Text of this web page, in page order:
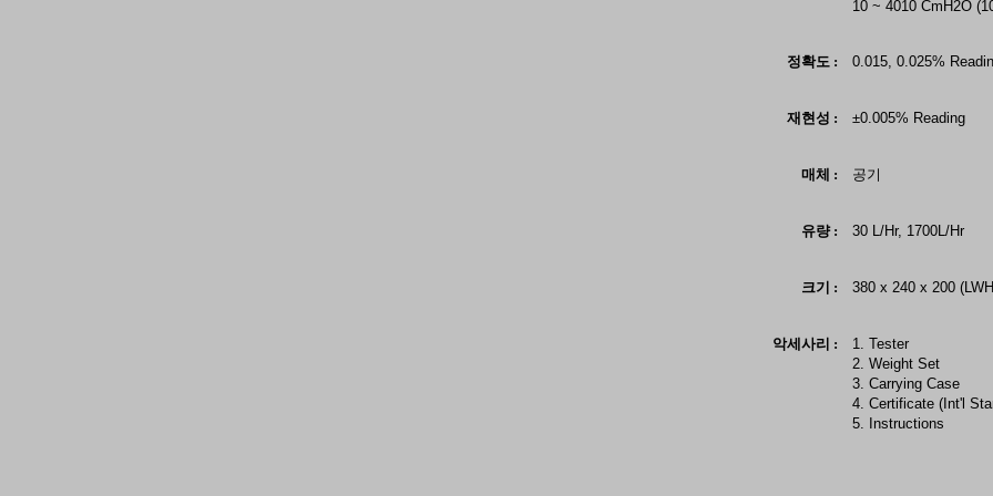
10 ~ 4010 CmH2O
정확도 : 0.015, 0.025%
재현성 : ±0.005% Reading
매체 : 공기
유량 : 30 L/Hr, 1700L/Hr
크기 : 380 x 240 x 200
악세사리 :
1. Tester
2. Weight Set
3. Carrying Case
4. Certificate (Int'l
5. Instructions